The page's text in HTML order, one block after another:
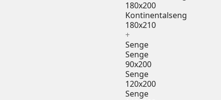
180x200
Kontinentalseng
180x210
+
Senge
Senge
90x200
Senge
120x200
Senge